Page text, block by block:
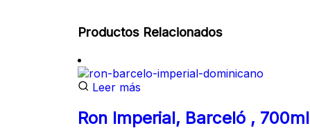
Productos Relacionados
Leer más
Ron Imperial, Barceló , 700ml